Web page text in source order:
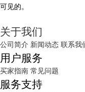
可见的。
关于我们
公司简介 新闻动态 联系我
用户服务
买家指南 常见问题
服务支持